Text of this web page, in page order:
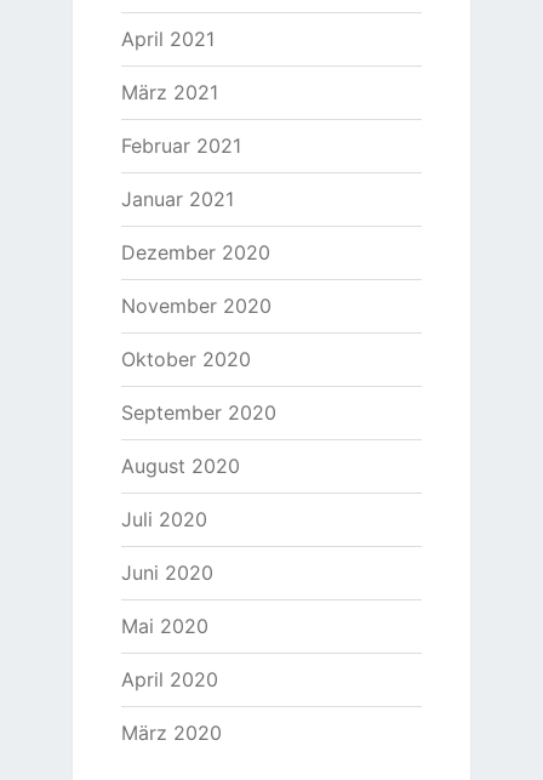
April 2021
März 2021
Februar 2021
Januar 2021
Dezember 2020
November 2020
Oktober 2020
September 2020
August 2020
Juli 2020
Juni 2020
Mai 2020
April 2020
März 2020